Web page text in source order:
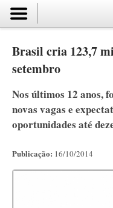
Brasil cria 123,7
setembro
Nos últimos 12 anos,
novas vagas e
oportunidades até
Publicação: 16/10/2014